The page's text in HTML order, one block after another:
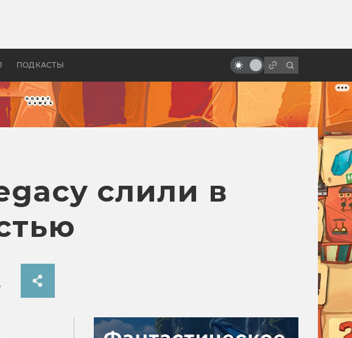
ПОДКАСТЫ
колец»
Как создают динозавров в кино
слили в